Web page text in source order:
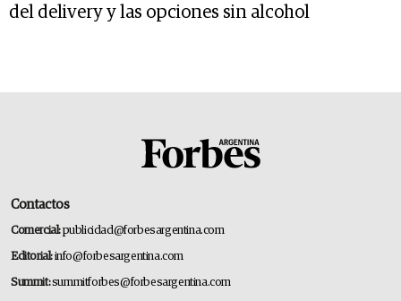
del delivery y las opciones sin alcohol
Contactos
Comercial:publicidad@forbesargentina.com
Editorial:info@forbesargentina.com
Summit:summitforbes@forbesargentina.com